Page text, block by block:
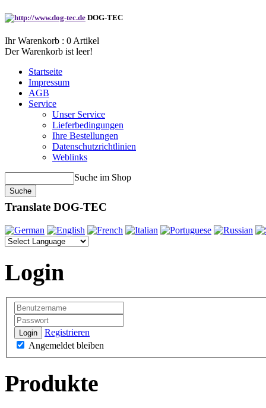
DOG-TEC
Ihr Warenkorb : 0 Artikel
Der Warenkorb ist leer!
Startseite
Impressum
AGB
Service
Unser Service
Lieferbedingungen
Ihre Bestellungen
Datenschutzrichtlinien
Weblinks
Suche im Shop
Translate DOG-TEC
Login
Login
Registrieren
Angemeldet bleiben
Produkte